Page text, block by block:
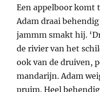
Een appelboor komt
Adam draai
jammm smakt hij.
de rivier van het
ook van de druiven,
mandarijn. Adam
pruim. Heel